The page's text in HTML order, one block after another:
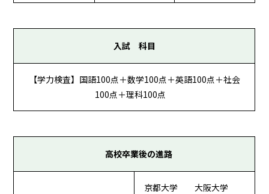
入試 科目
【学力検査】国語100点＋数学100点＋英語100点＋社会
100点＋理科100点
高校卒業後の進路
京都大学 大阪大学